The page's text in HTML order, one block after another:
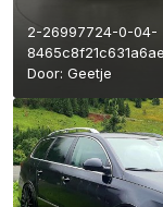
2-26997724-0-04-
1621877848.jpg
Door: Geetje